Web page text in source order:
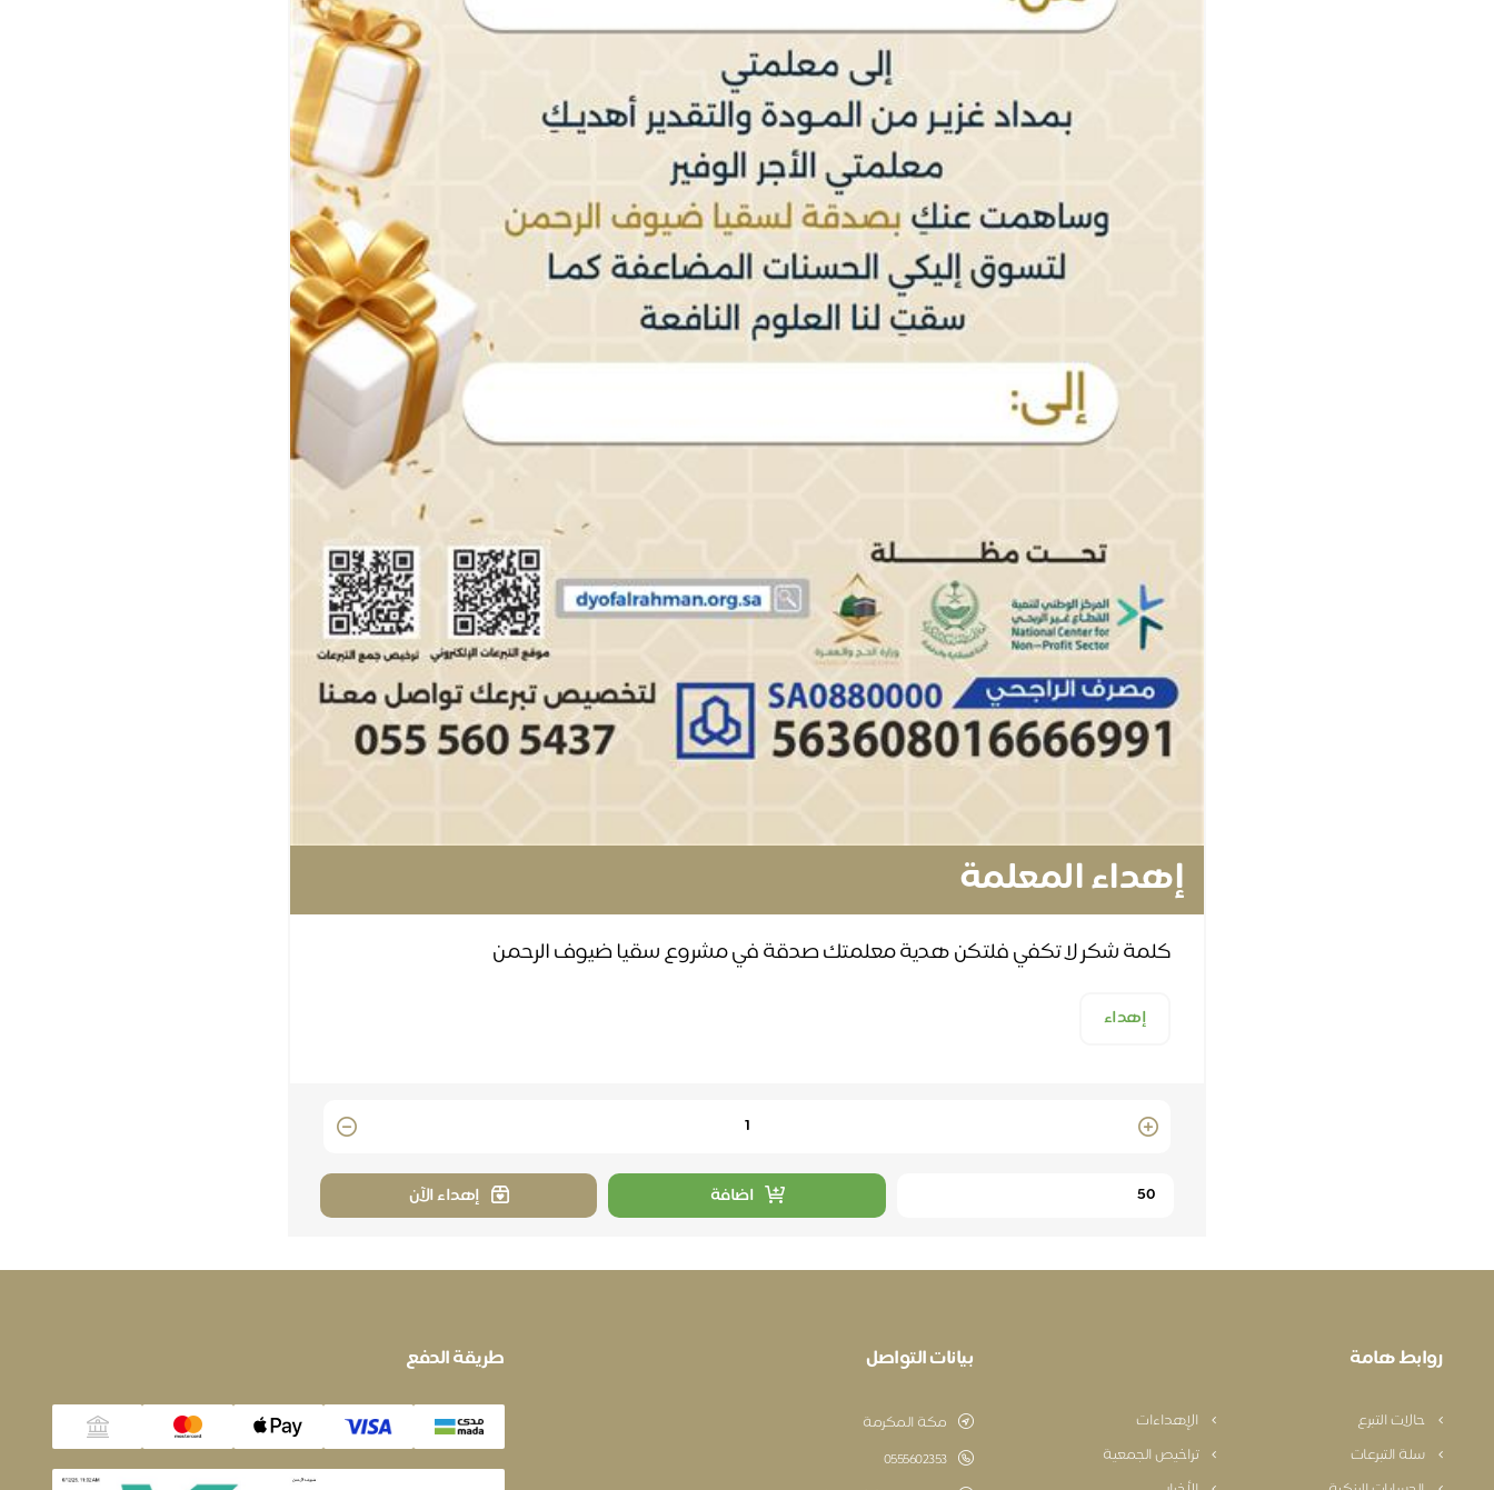
إهداء المعلمة
كلمة شكر لا تكفي فلتكن هدية معلمتك صدقة في مشروع سقيا ضيوف الرحمن
إهداء
Quantity
اضافة إهداء الآن
روابط هامة
حالات التبرع
الإهداءات
سلة التبرعات
تراخيص الجمعية
بيانات التواصل
مكة المكرمة
‎0555602353
طريقة الدفع